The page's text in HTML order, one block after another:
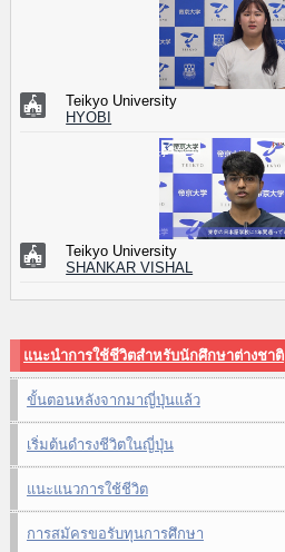
Teikyo University
HYOBI
Teikyo University
SHANKAR VISHAL
แนะนำการใช้ชีวิตสำหรับนักศึกษาต่างชาติ
ขั้นตอนหลังจากมาญี่ปุ่นแล้ว
เริ่มต้นดำรงชีวิตในญี่ปุ่น
แนะแนวการใช้ชีวิต
การสมัครขอรับทุนการศึกษา